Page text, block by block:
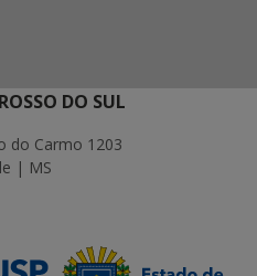
DO SUL
do Carmo 1203
| MS